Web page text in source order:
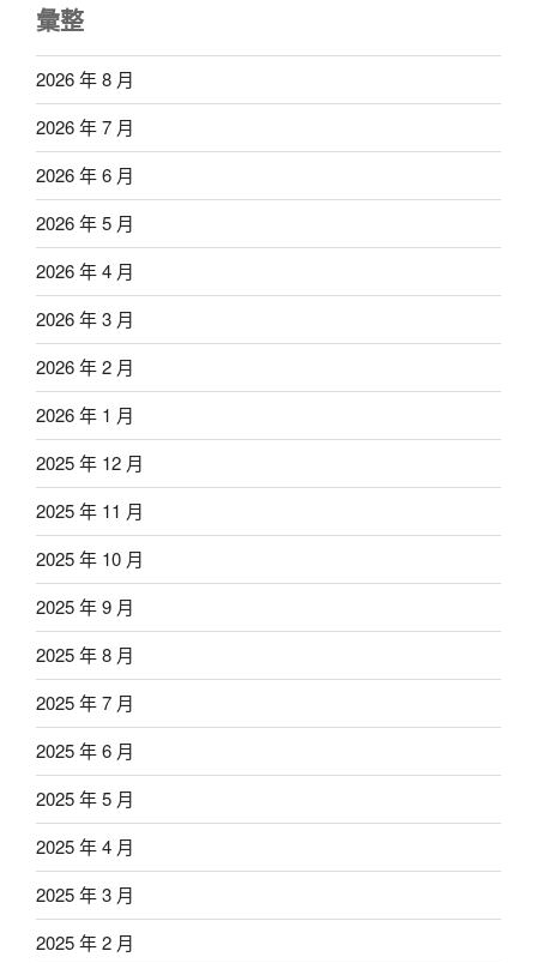
彙整
2026 年 8 月
2026 年 7 月
2026 年 6 月
2026 年 5 月
2026 年 4 月
2026 年 3 月
2026 年 2 月
2026 年 1 月
2025 年 12 月
2025 年 11 月
2025 年 10 月
2025 年 9 月
2025 年 8 月
2025 年 7 月
2025 年 6 月
2025 年 5 月
2025 年 4 月
2025 年 3 月
2025 年 2 月